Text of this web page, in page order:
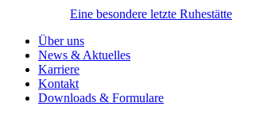
Eine besondere letzte Ruhestätte
Über uns
News & Aktuelles
Karriere
Kontakt
Downloads & Formulare